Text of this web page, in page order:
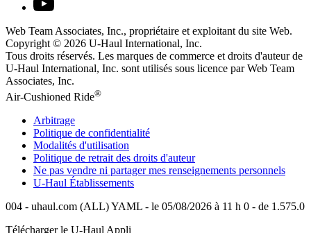
Web Team Associates, Inc., propriétaire et exploitant du site Web.
Copyright © 2026 U-Haul International, Inc.
Tous droits réservés. Les marques de commerce et droits d'auteur de
U-Haul International, Inc. sont utilisés sous licence par Web Team
Associates, Inc.
Air-Cushioned Ride®
Arbitrage
Politique de confidentialité
Modalités d'utilisation
Politique de retrait des droits d'auteur
Ne pas vendre ni partager mes renseignements personnels
U-Haul Établissements
004 - uhaul.com (ALL) YAML - le 05/08/2026 à 11 h 0 - de 1.575.0
Télécharger le U-Haul Appli